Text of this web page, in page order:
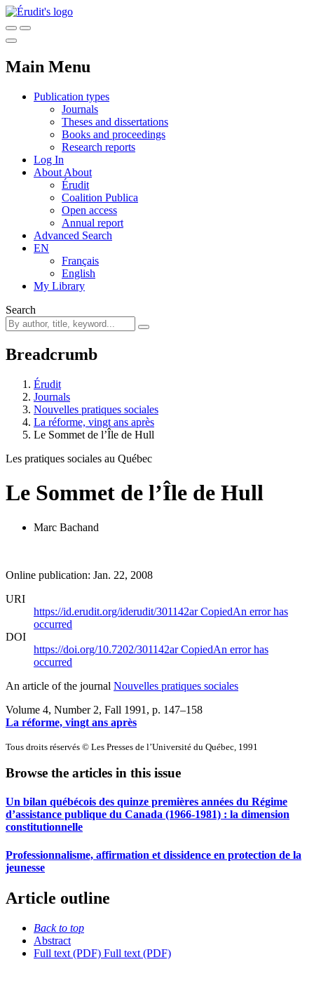
Main Menu
Publication types
Journals
Theses and dissertations
Books and proceedings
Research reports
Log In
About About
Érudit
Coalition Publica
Open access
Annual report
Advanced Search
EN
Français
English
My Library
Search
Breadcrumb
Érudit
Journals
Nouvelles pratiques sociales
La réforme, vingt ans après
Le Sommet de l’Île de Hull
Les pratiques sociales au Québec
Le Sommet de l’Île de Hull
Marc Bachand
Online publication: Jan. 22, 2008
URI
https://id.erudit.org/iderudit/301142arCopiedAn error has
occurred
DOI
https://doi.org/10.7202/301142arCopiedAn error has
occurred
An article of the journal Nouvelles pratiques sociales
Volume 4, Number 2, Fall 1991 , p. 147–158
La réforme, vingt ans après
Tous droits réservés © Les Presses de l’Université du Québec, 1991
Browse the articles in this issue
Un bilan québécois des quinze premières années du Régime
d’assistance publique du Canada (1966-1981) : la dimension
constitutionnelle
Professionnalisme, affirmation et dissidence en protection de la
jeunesse
Article outline
Back to top
Abstract
Full text (PDF) Full text (PDF)